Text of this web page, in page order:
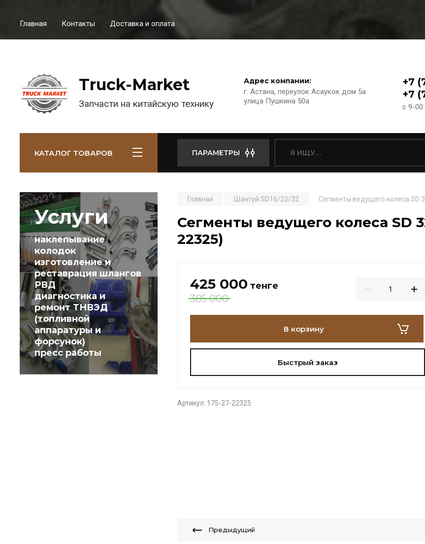
Главная Контакты Доставка и оплата
Truck-Market
Запчасти на китайскую технику
Адрес компании:
г. Астана, переулок Асаукок дом 5а
улица Пушкина 50а
+7
+7
с 9-
КАТАЛОГ ТОВАРОВ ПАРАМЕТРЫ
Услуги
наклепывание
колодок
изготовление и
реставрация шлангов
РВД
диагностика и
ремонт ТНВЭД
(топливной
аппаратуры и
форсунок)
пресс работы
Главная Шантуй SD16/23/32 Сегменты ведущего колеса SD
Сегменты ведущего колеса SD
22325)
425 000 тенге
385 000
В корзину
Быстрый заказ
Артикул: 175-27-22325
Предыдущий